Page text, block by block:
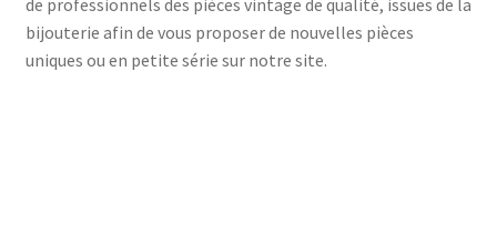
de professionnels des pièces vintage de qualité, issues de la
bijouterie afin de vous proposer de nouvelles pièces
uniques ou en petite série sur notre site.